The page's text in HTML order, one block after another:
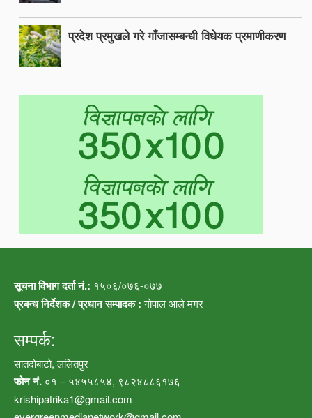
प्रदेश प्रमुखले गरे गाँजासम्बन्धी विधेयक प्रमाणीकरण
सूचना विभाग दर्ता नं.: १५०६/०७६-०७७
प्रबन्ध निर्देशक / प्रधान सम्पादक :गोपाल आले मगर
सम्पर्क:
सातदोबाटो, ललितपुर
फोन नं. ०१ – ५४५५८५४, ९८२४८८६१७६
krishipatrika1@gmail.com